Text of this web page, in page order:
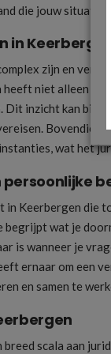
die jouw situatie
in Keerbergen
zijn en
niet alleen
inzicht kan
Bovendien
wat het
in Keerbergen die
begrijpt wat je
is wanneer je
ernaar om een
en samen te
scala aan